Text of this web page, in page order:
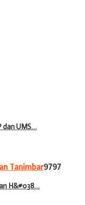
dan UMS…
Tanimbar9797
H&#038…